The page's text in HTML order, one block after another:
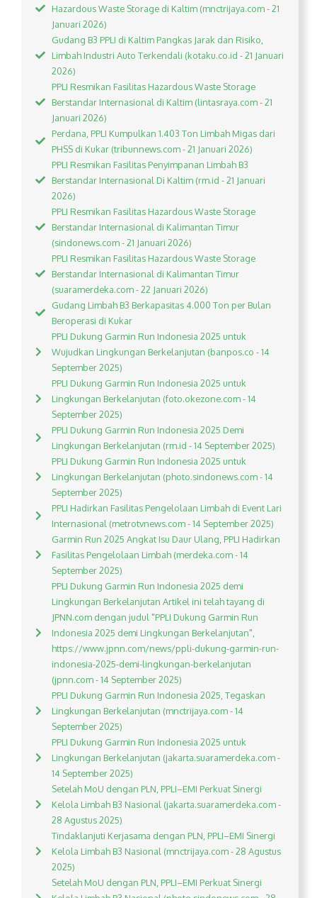
Hazardous Waste Storage di Kaltim (mnctrijaya.com - 21
Januari 2026)
Gudang B3 PPLI di Kaltim Pangkas Jarak dan Risiko,
Limbah Industri Auto Terkendali (kotaku.co.id - 21 Januari
2026)
PPLI Resmikan Fasilitas Hazardous Waste Storage
Berstandar Internasional di Kaltim (lintasraya.com - 21
Januari 2026)
Perdana, PPLI Kumpulkan 1.403 Ton Limbah Migas dari
PHSS di Kukar (tribunnews.com - 21 Januari 2026)
PPLI Resmikan Fasilitas Penyimpanan Limbah B3
Berstandar Internasional Di Kaltim (rm.id - 21 Januari
2026)
PPLI Resmikan Fasilitas Hazardous Waste Storage
Berstandar Internasional di Kalimantan Timur
(sindonews.com - 21 Januari 2026)
PPLI Resmikan Fasilitas Hazardous Waste Storage
Berstandar Internasional di Kalimantan Timur
(suaramerdeka.com - 22 Januari 2026)
Gudang Limbah B3 Berkapasitas 4.000 Ton per Bulan
Beroperasi di Kukar
PPLI Dukung Garmin Run Indonesia 2025 untuk
Wujudkan Lingkungan Berkelanjutan (banpos.co - 14
September 2025)
PPLI Dukung Garmin Run Indonesia 2025 untuk
Lingkungan Berkelanjutan (foto.okezone.com - 14
September 2025)
PPLI Dukung Garmin Run Indonesia 2025 Demi
Lingkungan Berkelanjutan (rm.id - 14 September 2025)
PPLI Dukung Garmin Run Indonesia 2025 untuk
Lingkungan Berkelanjutan (photo.sindonews.com - 14
September 2025)
PPLI Hadirkan Fasilitas Pengelolaan Limbah di Event Lari
Internasional (metrotvnews.com - 14 September 2025)
Garmin Run 2025 Angkat Isu Daur Ulang, PPLI Hadirkan
Fasilitas Pengelolaan Limbah (merdeka.com - 14
September 2025)
PPLI Dukung Garmin Run Indonesia 2025 demi
Lingkungan Berkelanjutan Artikel ini telah tayang di
JPNN.com dengan judul "PPLI Dukung Garmin Run
Indonesia 2025 demi Lingkungan Berkelanjutan",
https://www.jpnn.com/news/ppli-dukung-garmin-run-
indonesia-2025-demi-lingkungan-berkelanjutan
(jpnn.com - 14 September 2025)
PPLI Dukung Garmin Run Indonesia 2025, Tegaskan
Lingkungan Berkelanjutan (mnctrijaya.com - 14
September 2025)
PPLI Dukung Garmin Run Indonesia 2025 untuk
Lingkungan Berkelanjutan (jakarta.suaramerdeka.com -
14 September 2025)
Setelah MoU dengan PLN, PPLI–EMI Perkuat Sinergi
Kelola Limbah B3 Nasional (jakarta.suaramerdeka.com -
28 Agustus 2025)
Tindaklanjuti Kerjasama dengan PLN, PPLI–EMI Sinergi
Kelola Limbah B3 Nasional (mnctrijaya.com - 28 Agustus
2025)
Setelah MoU dengan PLN, PPLI–EMI Perkuat Sinergi